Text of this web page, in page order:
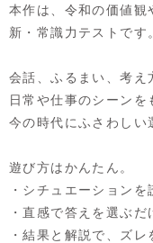
本作は、令和の価値観
新・常識力テストです。
会話、ふるまい、考え
日常や仕事のシーンを
今の時代にふさわしい
遊び方はかんたん。
・シチュエーションを
・直感で答えを選ぶだ
・結果と解説で、ズ